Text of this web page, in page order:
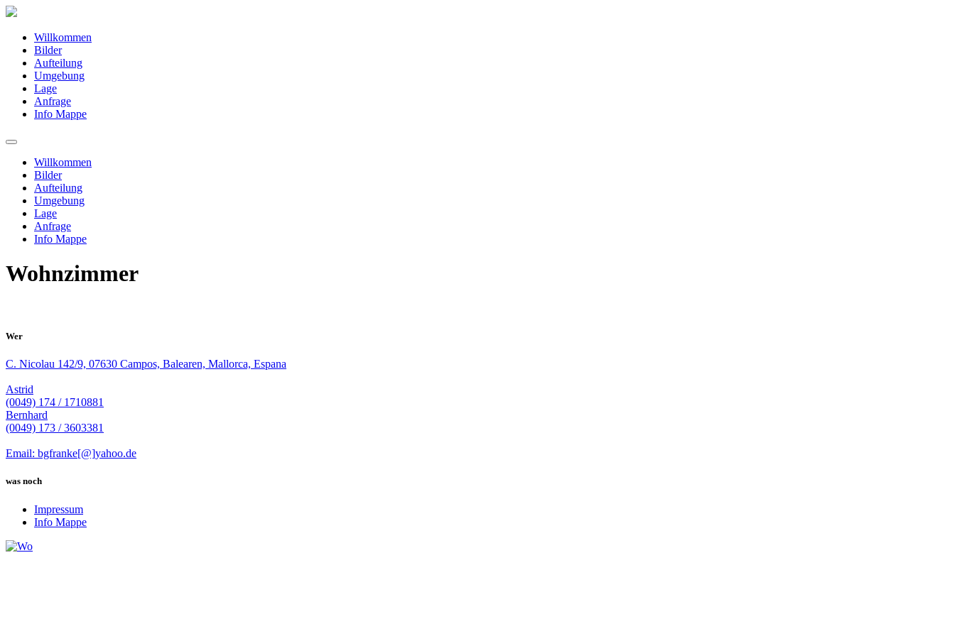
Willkommen
Bilder
Aufteilung
Umgebung
Lage
Anfrage
Info Mappe
Willkommen
Bilder
Aufteilung
Umgebung
Lage
Anfrage
Info Mappe
Wohnzimmer
Wer
C. Nicolau 142/9, 07630 Campos, Balearen, Mallorca, Espana
Astrid
(0049) 174 / 1710881
Bernhard
(0049) 173 / 3603381
Email: bgfranke[@]yahoo.de
was noch
Impressum
Info Mappe